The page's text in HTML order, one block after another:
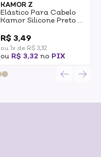
KAMOR Z
Elástico Para Cabelo
Kamor Silicone Preto G
R$ 3,49
ou 1x de R$ 3,32
ou R$ 3,32 no PIX